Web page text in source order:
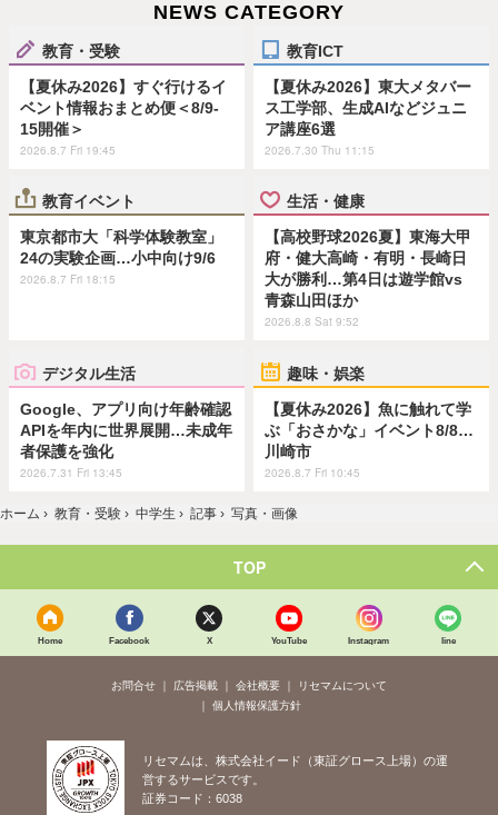
NEWS CATEGORY
教育・受験
【夏休み2026】すぐ行けるイ
ベント情報おまとめ便＜8/9-
15開催＞
2026.8.7 Fri 19:45
教育ICT
【夏休み2026】東大メタバー
ス工学部、生成AIなどジュニ
ア講座6選
2026.7.30 Thu 11:15
教育イベント
東京都市大「科学体験教室」
24の実験企画…小中向け9/6
2026.8.7 Fri 18:15
生活・健康
【高校野球2026夏】東海大甲
府・健大高崎・有明・長崎日
大が勝利…第4日は遊学館vs
青森山田ほか
2026.8.8 Sat 9:52
デジタル生活
Google、アプリ向け年齢確認
APIを年内に世界展開…未成年
者保護を強化
2026.7.31 Fri 13:45
趣味・娯楽
【夏休み2026】魚に触れて学
ぶ「おさかな」イベント8/8…
川崎市
2026.8.7 Fri 10:45
ホーム › 教育・受験 › 中学生 › 記事 › 写真・画像
TOP
Home Facebook X YouTube Instagram line
お問合せ 広告掲載 会社概要
リセマムについて
個人情報保護方針
リセマムは、株式会社イード（東証グロース上場）の運
営するサービスです。
証券コード：6038